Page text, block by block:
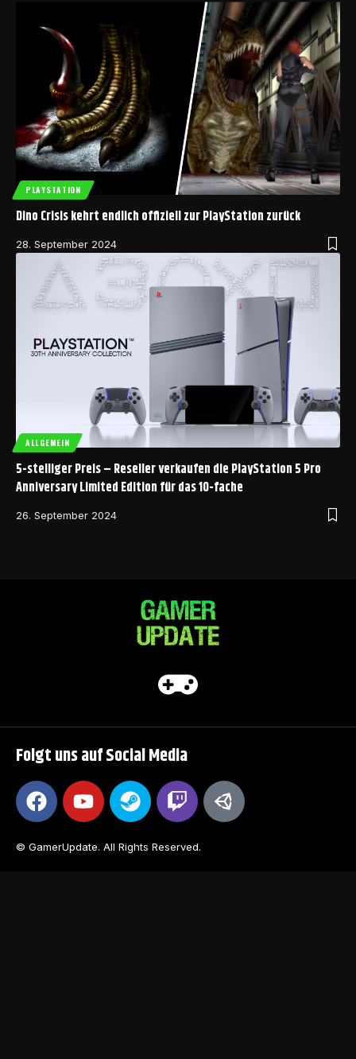
PLAYSTATION
Dino Crisis kehrt endlich offiziell zur PlayStation zurück
28. September 2024
ALLGEMEIN
5-stelliger Preis – Reseller verkaufen die PlayStation 5 Pro
Anniversary Limited Edition für das 10-fache
26. September 2024
Folgt uns auf Social Media
© GamerUpdate. All Rights Reserved.